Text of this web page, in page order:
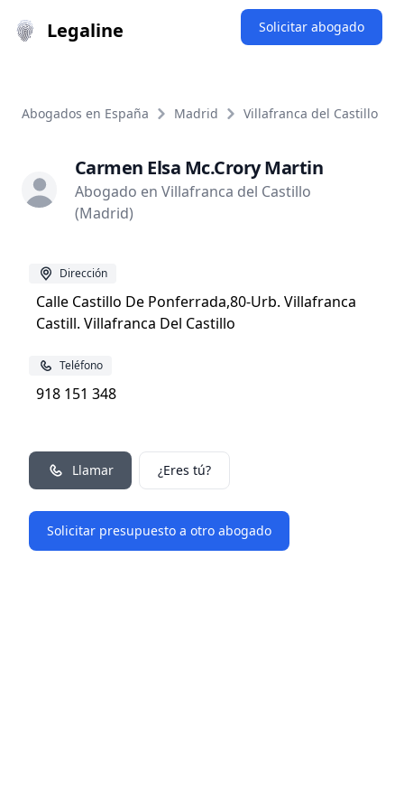
Legaline Solicitar abogado
Abogados en España Madrid Villafranca del Castillo
Carmen Elsa Mc.Crory Martin
Abogado en Villafranca del Castillo
(Madrid)
Dirección
Calle Castillo De Ponferrada,80-Urb. Villafranca
Castill. Villafranca Del Castillo
Teléfono
918 151 348
Llamar ¿Eres tú?
Solicitar presupuesto a otro abogado